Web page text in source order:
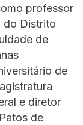
professor
do Distrito
de
de
e diretor
de